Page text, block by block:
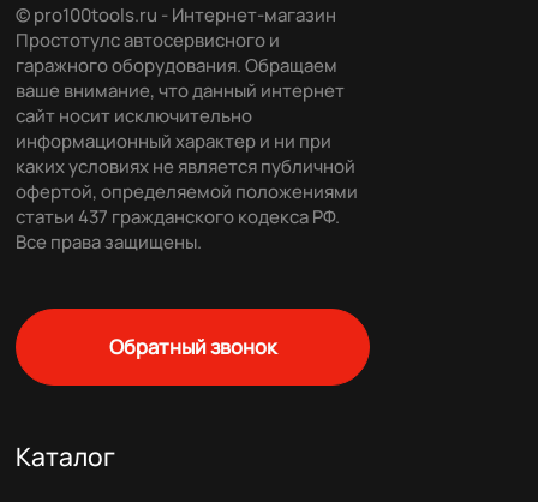
© pro100tools.ru - Интернет-магазин
Простотулс автосервисного и
гаражного оборудования. Обращаем
ваше внимание, что данный интернет
сайт носит исключительно
информационный характер и ни при
каких условиях не является публичной
офертой, определяемой положениями
статьи 437 гражданского кодекса РФ.
Все права защищены.
Обратный звонок
Каталог